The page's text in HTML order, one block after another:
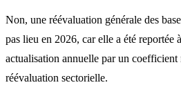
Non, une réévaluation générale des
pas lieu en 2026, car elle a été reportée
actualisation annuelle par un coefficient
réévaluation sectorielle.